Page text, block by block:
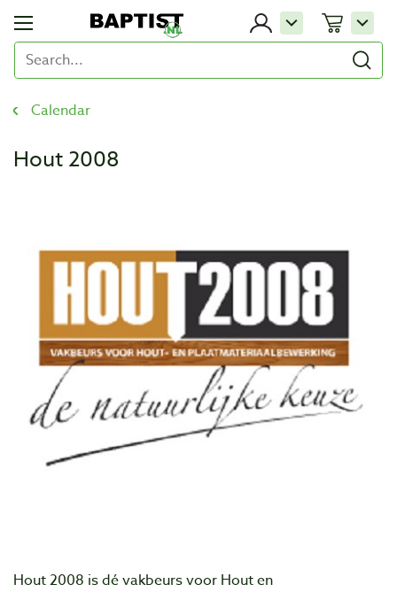
Calendar
Hout 2008
Hout 2008 is dé vakbeurs voor Hout en